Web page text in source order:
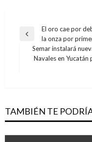
Navegación
entradas
Entrada
anterior
El oro cae por
la onza por
Entrada
Semar instalará
Navales en
TAMBIÉN TE